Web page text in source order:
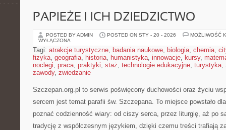
PAPIEŻE I ICH DZIEDZICTWO
POSTED BY ADMIN POSTED ON STY - 20 - 2026
MOŻLIWOŚĆ
WYŁĄCZONA
Tagi: atrakcje turystyczne, badania naukowe, biologia, chemia,
fizyka, geografia, historia, humanistyka, innowacje, kursy,
noclegi, praca, praktyki, staż, technologie edukacyjne, turystyka,
zawody, zwiedzanie
Szczepan.org.pl to serwis poświęcony duchowości oraz życiu
sercem jest temat parafii św. Szczepana. To miejsce powstało
poznać codzienność wiary: od ciszy serca, przez liturgię, aż po
tradycję z współczesnym językiem, dzięki czemu treści trafiają